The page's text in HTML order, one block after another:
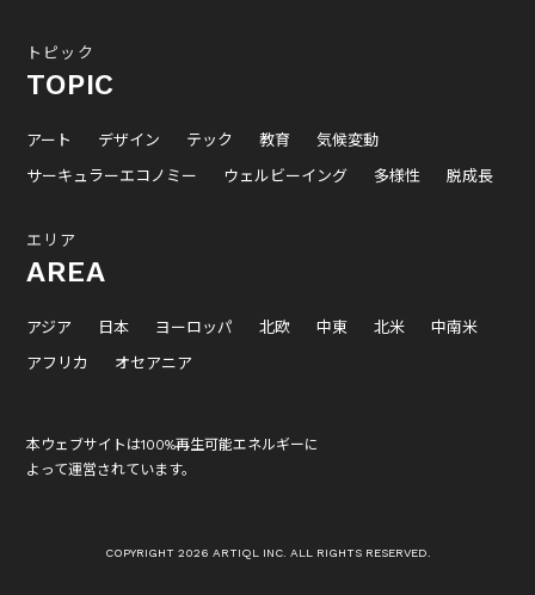
トピック
TOPIC
アート デザイン テック 教育
気候変動
サーキュラーエコノミー
ウェルビーイング 多様性 脱成長
エリア
AREA
アジア 日本 ヨーロッパ 北欧 中東 北米
中南米
アフリカ
オセアニア
本ウェブサイトは100%再生可能エネルギーに
よって運営されています。
COPYRIGHT 2026 ARTIQL INC. ALL RIGHTS RESERVED.